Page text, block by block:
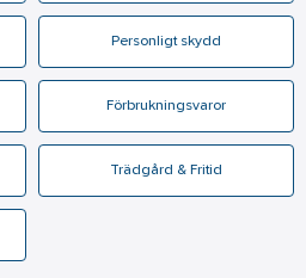
Personligt skydd
Förbrukningsvaror
Trädgård & Fritid